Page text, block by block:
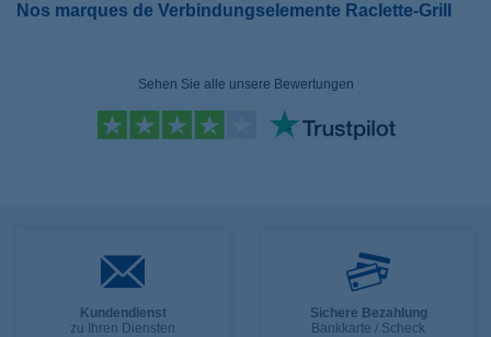
Nos marques de Verbindungselemente Raclette-Grill
Sehen Sie alle unsere Bewertungen
Kundendienst
zu Ihren Diensten
Sichere Bezahlung
Bankkarte / Scheck